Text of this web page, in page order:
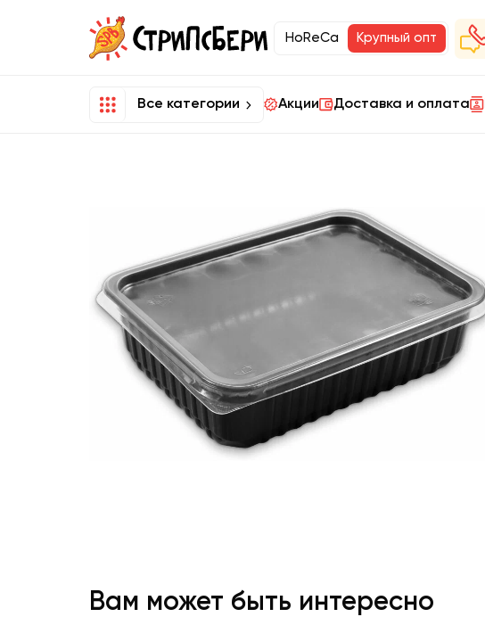
HoReCa Крупный опт
Все категории Акции Доставка и оплата
Вам может быть интересно